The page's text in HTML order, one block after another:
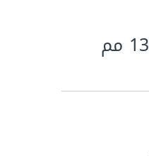
مثقاب Core تبريد مياه 1800 وات 130 مم